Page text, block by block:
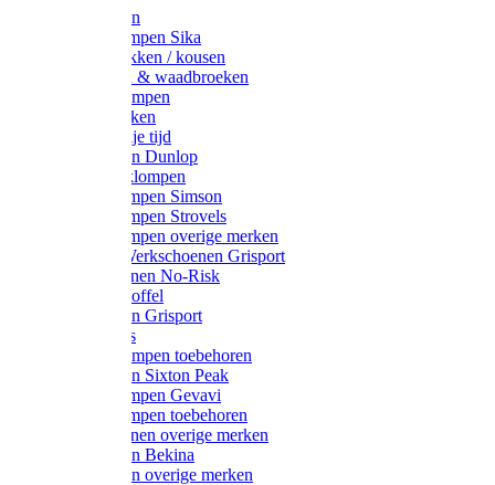
Werksokken
Schoenklompen Sika
Thermo sokken / kousen
Lieslaarzen & waadbroeken
Houten klompen
Wandelsokken
Laarzen vrije tijd
Werklaarzen Dunlop
Kunststof klompen
Schoenklompen Simson
Schoenklompen Strovels
Schoenklompen overige merken
Wandel-/ Werkschoenen Grisport
Werkschoenen No-Risk
Klomppantoffel
Werklaarzen Grisport
Accessoires
Houten klompen toebehoren
Werklaarzen Sixton Peak
Schoenklompen Gevavi
Schoenklompen toebehoren
Werkschoenen overige merken
Werklaarzen Bekina
Werklaarzen overige merken